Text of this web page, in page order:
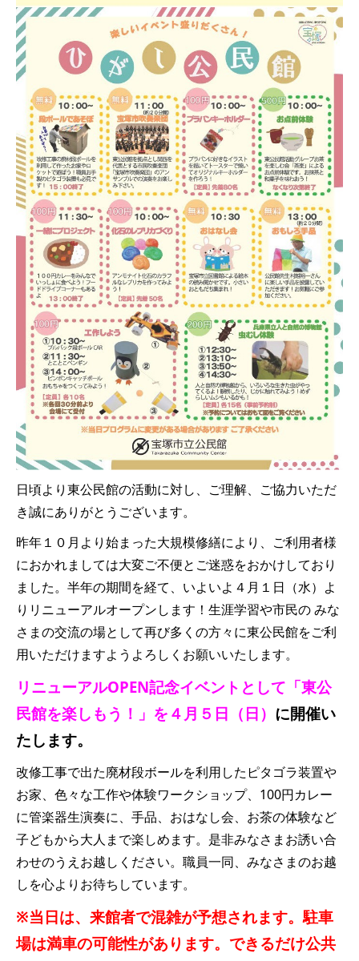
日頃より東公民館の活動に対し、ご理解、ご協力いただ
き誠にありがとうございます。
昨年１０月より始まった大規模修繕により、ご利用者様
におかれましては大変ご不便とご迷惑をおかけしており
ました。半年の期間を経て、いよいよ４月１日（水）よ
りリニューアルオープンします！生涯学習や市民の みな
さまの交流の場として再び多くの方々に東公民館をご利
用いただけますようよろしくお願いいたします。
リニューアルOPEN記念イベントとして「東公
民館を楽しもう！」を４月５日（日） に開催い
たします。
改修工事で出た廃材段ボールを利用したピタゴラ装置や
お家、色々な工作や体験ワークショップ、100円カレー
に管楽器生演奏に、手品、おはなし会、お茶の体験など
子どもから大人まで楽しめます。是非みなさまお誘い合
わせのうえお越しください。職員一同、みなさまのお越
しを心よりお待ちしています。
※当日は、来館者で混雑が予想されます。駐車
場は満車の可能性があります。できるだけ公共